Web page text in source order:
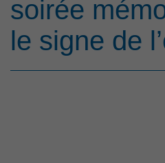
GRANDS ENJEUX
ENTREPRENEURS
soirée
le signe de